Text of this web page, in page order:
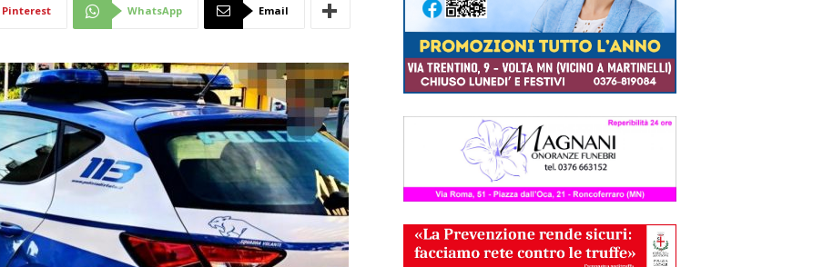
Mantova
Pinterest WhatsApp Email